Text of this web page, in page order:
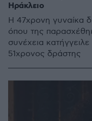
Ηράκλειο
Η 47χρονη γυναίκα
όπου της
συνέχεια
51χρονος δράστης